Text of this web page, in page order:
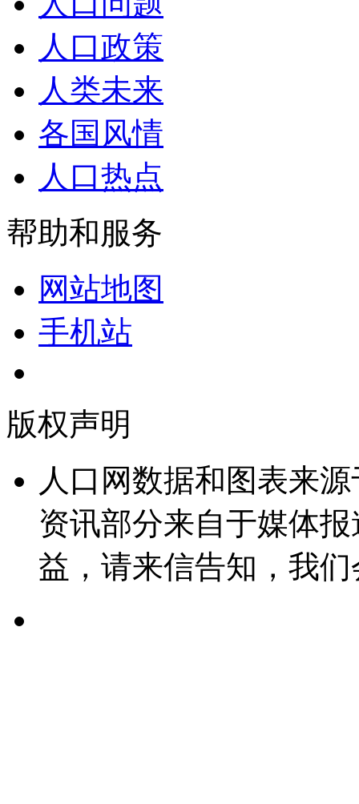
人口政策
人类未来
各国风情
人口热点
帮助和服务
网站地图
手机站
版权声明
人口网数据和图表来
资讯部分来自于媒体
益，请来信告知，我